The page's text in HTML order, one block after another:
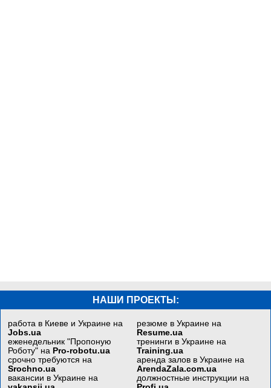
НАШИ ПРОЕКТЫ:
работа в Киеве и Украине на
Jobs.ua
еженедельник "Пропоную
Роботу" на Pro-robotu.ua
срочно требуются на
Srochno.ua
вакансии в Украине на
резюме в Украине на
Resume.ua
тренинги в Украине на
Training.ua
аренда залов в Украине на
ArendaZala.com.ua
должностные инструкции на